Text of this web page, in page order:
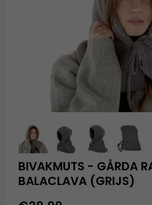
BIVAKMUTS - GÅRDA
BALACLAVA (GRIJS)